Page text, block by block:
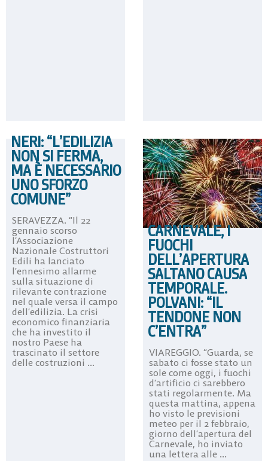
NERI: “L’EDILIZIA
NON SI FERMA,
MA È NECESSARIO
UNO SFORZO
COMUNE”
SERAVEZZA. “Il 22
gennaio scorso
l’Associazione
Nazionale Costruttori
Edili ha lanciato
l’ennesimo allarme
sulla situazione di
rilevante contrazione
nel quale versa il campo
dell’edilizia. La crisi
economico finanziaria
che ha investito il
nostro Paese ha
trascinato il settore
delle costruzioni ...
CARNEVALE, I
FUOCHI
DELL’APERTURA
SALTANO CAUSA
TEMPORALE.
POLVANI: “IL
TENDONE NON
C’ENTRA”
VIAREGGIO. “Guarda, se
sabato ci fosse stato un
sole come oggi, i fuochi
d’artificio ci sarebbero
stati regolarmente. Ma
questa mattina, appena
ho visto le previsioni
meteo per il 2 febbraio,
giorno dell’apertura del
Carnevale, ho inviato
una lettera alle ...